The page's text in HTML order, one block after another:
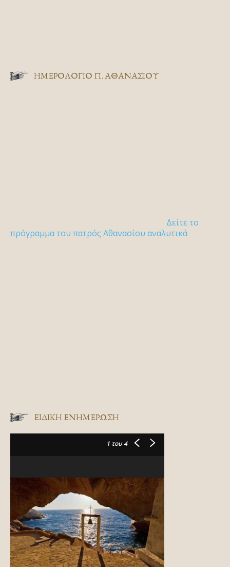
ΗΜΕΡΟΛΟΓΙΟ Π. ΑΘΑΝΑΣΙΟΥ
Δείτε το
πρόγραμμα του πατρός Αθανασίου αναλυτικά
ΕΙΔΙΚΉ ΕΝΗΜΈΡΩΣΗ
1 του 4